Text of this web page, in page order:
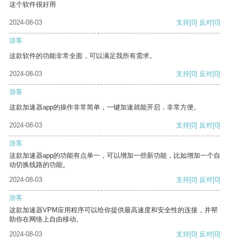
这个软件很好用
2024-08-03 支持[0] 反对[0]
游客
这款软件的功能非常全面，可以满足我所有需求。
2024-08-03 支持[0] 反对[0]
游客
这款加速器app的操作非常简单，一键加速就能开启，非常方便。
2024-08-03 支持[0] 反对[0]
游客
这款加速器app的功能有点单一，可以增加一些新功能，比如增加一个自
动切换线路的功能。
2024-08-03
支持[0] 反对[0]
游客
这款加速器VPM应用程序可以给你提供最高速度和安全性的连接，并帮
助你在网络上自由移动。
2024-08-03
支持[0] 反对[0]